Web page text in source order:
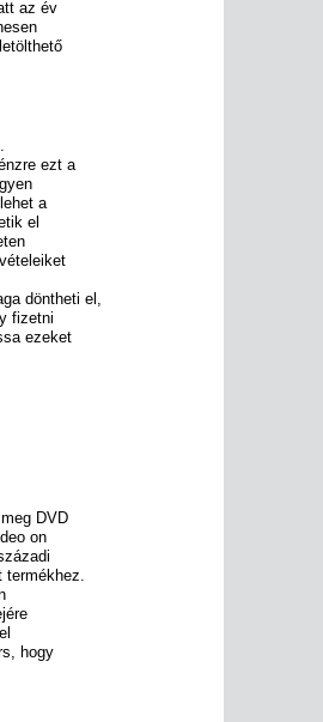
az év
ezt a
a
el
döntheti el,
fizetni
ezeket
DVD
on
hogy